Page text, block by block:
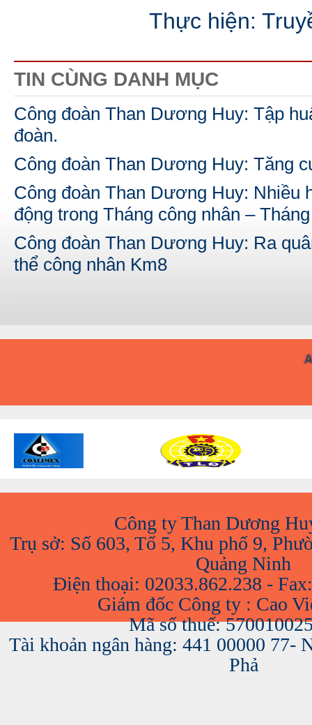
Thực hiện:
TIN CÙNG DANH MỤC
Công đoàn Than Dương Huy: Tập
đoàn.
Công đoàn Than Dương Huy: Tăng
Công đoàn Than Dương Huy: Nhiều
động trong Tháng công nhân –
Công đoàn Than Dương Huy: Ra
thể công nhân Km8
Công ty Than Dương
Trụ sở: Số 603, Tổ 5, Khu phố 9,
Quảng Ninh
Điện thoại: 02033.862.238 -
Giám đốc Công ty : Cao
Mã số thuế:
Tài khoản ngân hàng: 441 00000 77-
Phả